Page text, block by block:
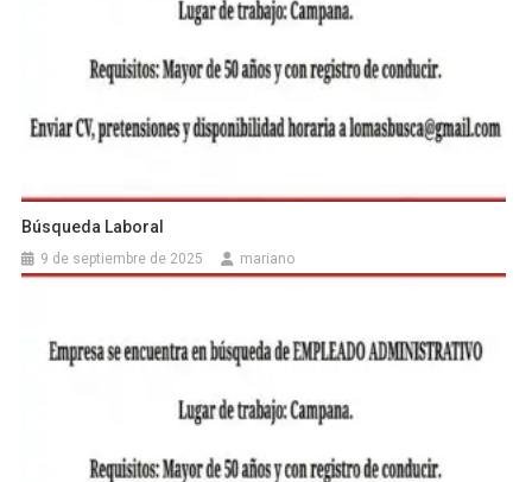
Búsqueda Laboral
9 de septiembre de 2025 mariano